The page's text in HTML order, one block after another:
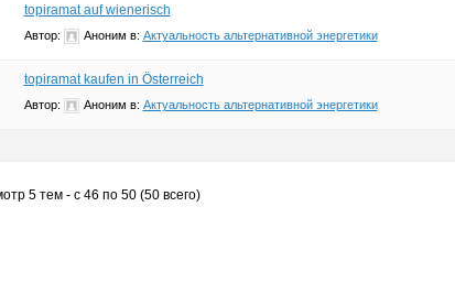
topiramat auf wienerisch
Автор: Аноним в: Актуальность альтернативной энергетики
topiramat kaufen in Österreich
Автор: Аноним в: Актуальность альтернативной энергетики
5 тем - с 46 по 50 (50 всего)